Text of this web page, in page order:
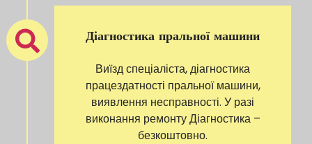
Діагностика пральної машини
Виїзд спеціаліста, діагностика
працездатності пральної машини,
виявлення несправності. У разі
виконання ремонту Діагностика –
безкоштовно.